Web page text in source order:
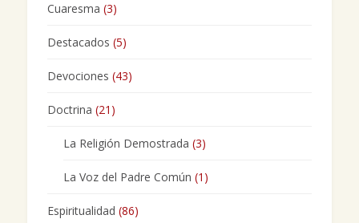
Cuaresma (3)
Destacados (5)
Devociones (43)
Doctrina (21)
La Religión Demostrada (3)
La Voz del Padre Común (1)
Espiritualidad (86)